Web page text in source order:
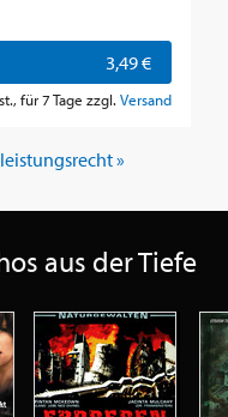
3,49 €
für 7 Tage zzgl. Versand
»
aus der Tiefe